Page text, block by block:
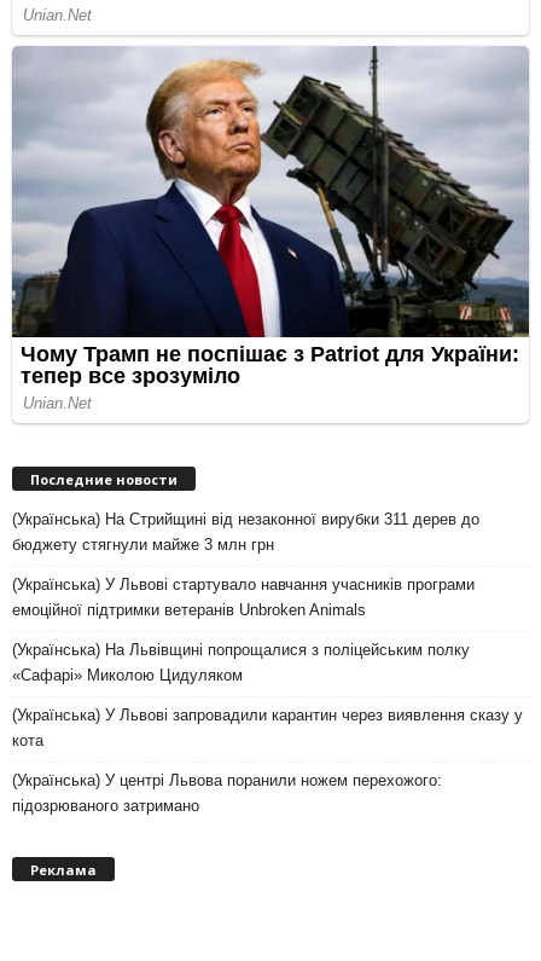
Последние новости
(Українська) На Стрийщині від незаконної вирубки 311 дерев до
бюджету стягнули майже 3 млн грн
(Українська) У Львові стартувало навчання учасників програми
емоційної підтримки ветеранів Unbroken Animals
(Українська) На Львівщині попрощалися з поліцейським полку
«Сафарі» Миколою Цидуляком
(Українська) У Львові запровадили карантин через виявлення сказу у
кота
(Українська) У центрі Львова поранили ножем перехожого:
підозрюваного затримано
Реклама